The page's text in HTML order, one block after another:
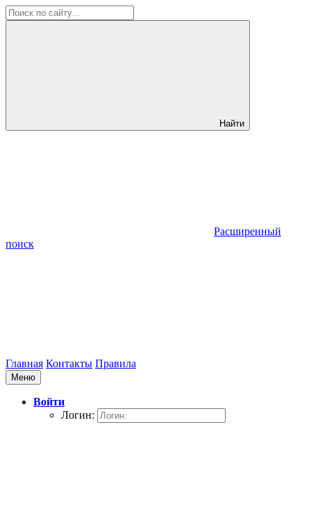
Найти
Расширенный
поиск
Главная Контакты Правила
Меню
Войти
Логин: